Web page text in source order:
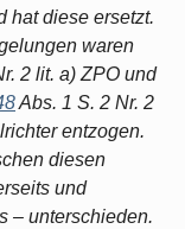
hat diese ersetzt.
waren
2 lit. a) ZPO und
Abs. 1 S. 2 Nr. 2
entzogen.
diesen
und
– unterschieden.